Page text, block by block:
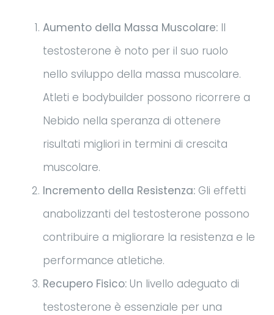
Aumento della Massa Muscolare: Il
testosterone è noto per il suo ruolo
nello sviluppo della massa muscolare.
Atleti e bodybuilder possono ricorrere a
Nebido nella speranza di ottenere
risultati migliori in termini di crescita
muscolare.
Incremento della Resistenza: Gli effetti
anabolizzanti del testosterone possono
contribuire a migliorare la resistenza e le
performance atletiche.
Recupero Fisico: Un livello adeguato di
testosterone è essenziale per una